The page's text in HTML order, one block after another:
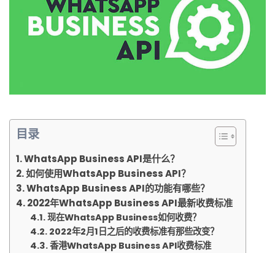
目录
WhatsApp Business API是什么？
如何使用WhatsApp Business API？
WhatsApp Business API的功能有哪些？
2022年WhatsApp Business API最新收费标准
现在WhatsApp Business如何收费？
2022年2月1日之后的收费标准有那些改变？
香港WhatsApp Business API收费标准